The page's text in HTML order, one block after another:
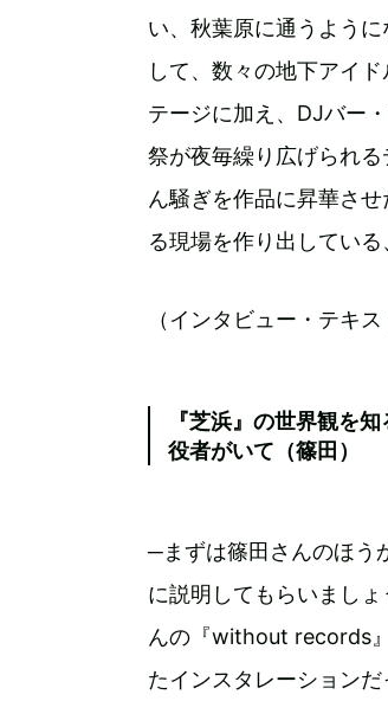
い、秋葉原に通うよう
して、数々の地下アイ
テージに加え、DJバー
祭が夜毎繰り広げられ
ん騒ぎを作品に昇華さ
る現場を作り出してい
（インタビュー・テキ
『芝浜』の世界観を
役者がいて（篠田）
─まずは篠田さんのほう
に説明してもらいまし
んの『without records
たインスタレーションだ